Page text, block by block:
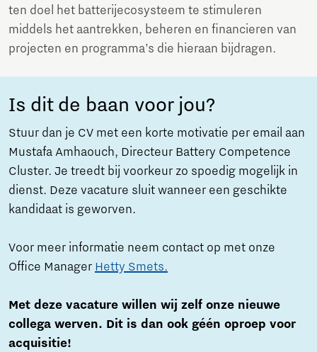
ten doel het batterijecosysteem te stimuleren
middels het aantrekken, beheren en financieren van
projecten en programma’s die hieraan bijdragen.
Is dit de baan voor jou?
Stuur dan je CV met een korte motivatie per email aan
Mustafa Amhaouch, Directeur Battery Competence
Cluster. Je treedt bij voorkeur zo spoedig mogelijk in
dienst. Deze vacature sluit wanneer een geschikte
kandidaat is geworven.
Voor meer informatie neem contact op met onze
Office Manager Hetty Smets.
Met deze vacature willen wij zelf onze nieuwe
collega werven. Dit is dan ook géén oproep voor
acquisitie!